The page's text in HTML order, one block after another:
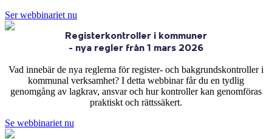
Ser webbinariet nu
Registerkontroller i kommuner
- nya regler från 1 mars 2026
Vad innebär de nya reglerna för register- och bakgrundskontroller i
kommunal verksamhet? I detta webbinar får du en tydlig
genomgång av lagkrav, ansvar och hur kontroller kan genomföras
praktiskt och rättssäkert.
Se webbinariet nu